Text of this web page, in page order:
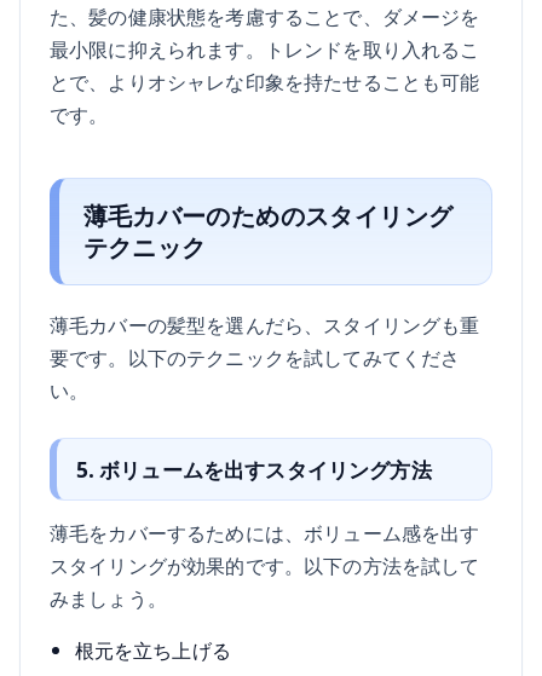
た、髪の健康状態を考慮することで、ダメージを
最小限に抑えられます。トレンドを取り入れるこ
とで、よりオシャレな印象を持たせることも可能
です。
薄毛カバーのためのスタイリング
テクニック
薄毛カバーの髪型を選んだら、スタイリングも重
要です。以下のテクニックを試してみてくださ
い。
5. ボリュームを出すスタイリング方法
薄毛をカバーするためには、ボリューム感を出す
スタイリングが効果的です。以下の方法を試して
みましょう。
根元を立ち上げる